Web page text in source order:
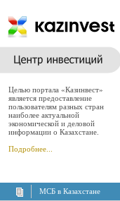
Целью портала «Казинвест»
является предоставление
пользователям разных стран
наиболее актуальной
экономической и деловой
информации о Казахстане.
Подробнее...
МСБ в Казахстане